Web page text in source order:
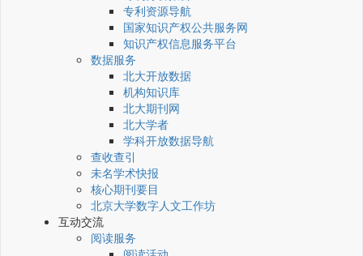
专利资源导航
国家知识产权公共服务网
知识产权信息服务平台
数据服务
北大开放数据
机构知识库
北大期刊网
北大学者
学科开放数据导航
查收查引
未名学术快报
核心期刊要目
北京大学数字人文工作坊
互动交流
阅读服务